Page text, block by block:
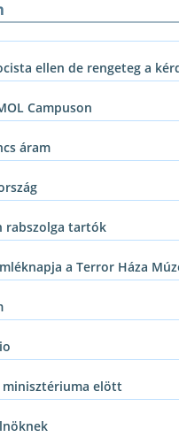
ellen de rengeteg a
Campuson
áram
rabszolga tartók
a Terror Háza
elött